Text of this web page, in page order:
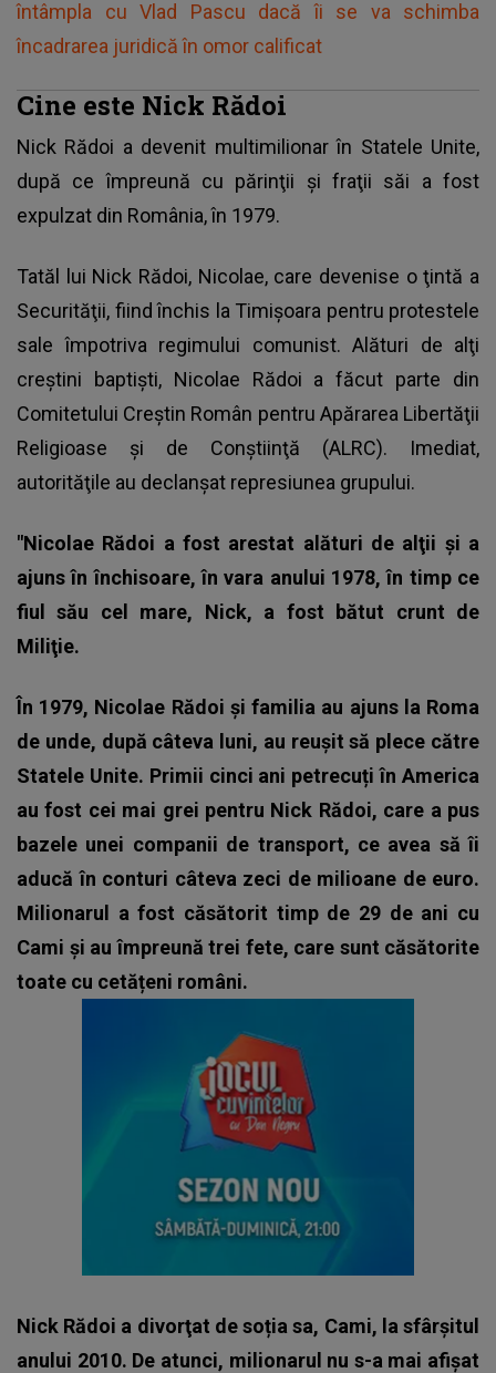
întâmpla cu Vlad Pascu dacă îi se va schimba
încadrarea juridică în omor calificat
Cine este Nick Rădoi
Nick Rădoi a devenit multimilionar în Statele Unite,
după ce împreună cu părinţii şi fraţii săi a fost
expulzat din România, în 1979.
Tatăl lui Nick Rădoi, Nicolae, care devenise o ţintă a
Securităţii, fiind închis la Timişoara pentru protestele
sale împotriva regimului comunist. Alături de alţi
creştini baptişti, Nicolae Rădoi a făcut parte din
Comitetului Creştin Român pentru Apărarea Libertăţii
Religioase şi de Conştiinţă (ALRC). Imediat,
autorităţile au declanşat represiunea grupului.
"Nicolae Rădoi a fost arestat alături de alţii şi a
ajuns în închisoare, în vara anului 1978, în timp ce
fiul său cel mare, Nick, a fost bătut crunt de
Miliţie.
În 1979, Nicolae Rădoi şi familia au ajuns la Roma
de unde, după câteva luni, au reuşit să plece către
Statele Unite. Primii cinci ani petrecuți în America
au fost cei mai grei pentru Nick Rădoi, care a pus
bazele unei companii de transport, ce avea să îi
aducă în conturi câteva zeci de milioane de euro.
Milionarul a fost căsătorit timp de 29 de ani cu
Cami și au împreună trei fete, care sunt căsătorite
toate cu cetățeni români.
Nick Rădoi a divorţat de soția sa, Cami, la sfârşitul
anului 2010. De atunci, milionarul nu s-a mai afișat